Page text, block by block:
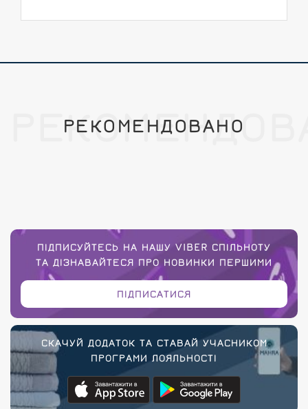
РЕКОМЕНДОВАНО
ПІДПИСУЙТЕСЬ НА НАШУ VIBER СПІЛЬНОТУ
ТА ДІЗНАВАЙТЕСЯ ПРО НОВИНКИ ПЕРШИМИ
ПІДПИСАТИСЯ
СКАЧУЙ ДОДАТОК ТА СТАВАЙ УЧАСНИКОМ
ПРОГРАМИ ЛОЯЛЬНОСТІ